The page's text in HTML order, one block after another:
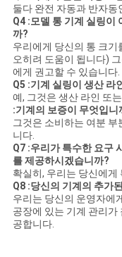
둘다 완전 자동과 반자동
Q4 :모델 통 기계 실링이
까?
우리에게 당신의 통 크기
오히려 도움이 됩니다)
에게 권고할 수 있습니다.
Q5 :기계 실링이 생산 라
예, 그것은 생산 라인 또
:기계의 보증이 무엇입니
그것은 소비하는 여분 부
니다.
Q7 :우리가 특수한 요구
를 제공하시겠습니까?
확실히, 우리는 당신에게
Q8 :당신의 기계의 추가
우리는 당신의 운영자에
공장에 있는 기계 관리가
공합니다.